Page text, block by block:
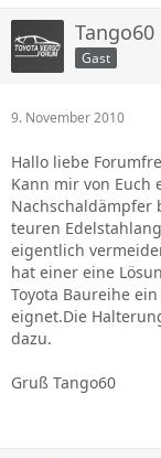
Tango60
Gast
9. November 2010
Hallo liebe
Kann mir von Euch
Nachschaldämpfer
teuren
eigentlich
hat einer eine
Toyota Baureihe
eignet.Die
dazu.
Gruß Tango60